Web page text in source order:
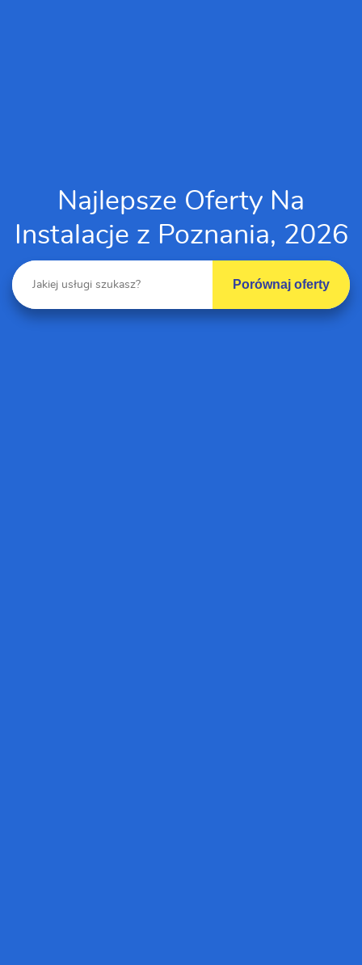
Najlepsze Oferty Na
Instalacje z Poznania, 2026
Porównaj oferty